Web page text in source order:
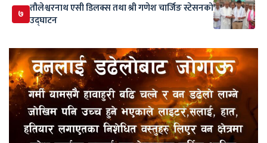
७ तौलेश्वरनाथ एसी डिलक्स तथा श्री गणेश चार्जिङ स्टेसनको
उद्घाटन